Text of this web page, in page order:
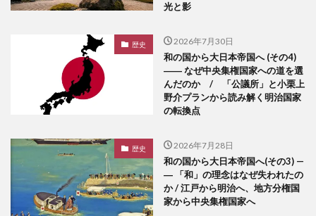
光と影
歴史 2026年7月30日
和の国から大日本帝国へ (その4)
―― なぜ中央集権国家への道を選
んだのか / 「公議所」と小栗上
野介プランから読み解く明治国家
の転換点
歴史 2026年7月28日
和の国から大日本帝国へ(その3) —
― 「和」の理念はなぜ失われたの
か / 江戸から明治へ、地方分権国
家から中央集権国家へ